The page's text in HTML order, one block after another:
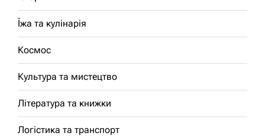
Їжа та кулінарія
Космос
Культура та мистецтво
Література та книжки
Логістика та транспорт